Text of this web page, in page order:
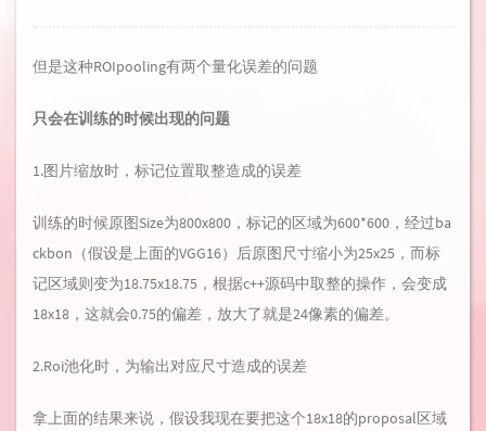
但是这种ROIpooling有两个量化误差的问题
只会在训练的时候出现的问题
1.图片缩放时，标记位置取整造成的误差
训练的时候原图Size为800x800，标记的区域为600*600，经过ba
ckbon（假设是上面的VGG16）后原图尺寸缩小为25x25，而标
记区域则变为18.75x18.75，根据c++源码中取整的操作，会变成
18x18，这就会0.75的偏差，放大了就是24像素的偏差。
2.Roi池化时，为输出对应尺寸造成的误差
拿上面的结果来说，假设我现在要把这个18x18的proposal区域